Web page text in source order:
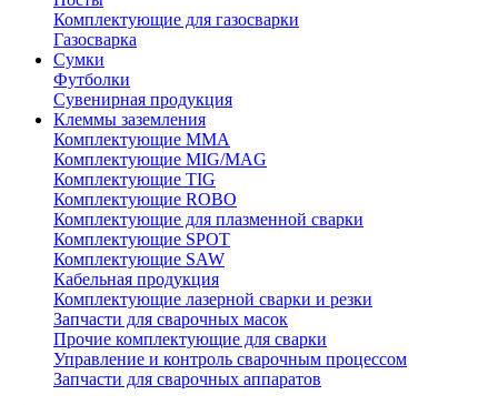
Комплектующие для газосварки
Газосварка
Сумки
Футболки
Сувенирная продукция
Клеммы заземления
Комплектующие ММА
Комплектующие MIG/MAG
Комплектующие TIG
Комплектующие ROBO
Комплектующие для плазменной сварки
Комплектующие SPOT
Комплектующие SAW
Кабельная продукция
Комплектующие лазерной сварки и резки
Запчасти для сварочных масок
Прочие комплектующие для сварки
Управление и контроль сварочным процессом
Запчасти для сварочных аппаратов